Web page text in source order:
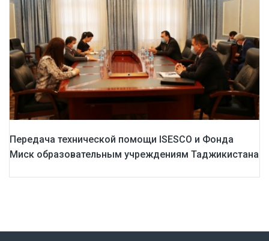
Передача технической помощи ISESCO и Фонда
Миск образовательным учреждениям Таджикистана